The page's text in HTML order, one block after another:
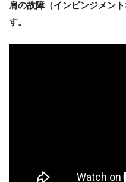
肩の故障（インピンジメン
す。